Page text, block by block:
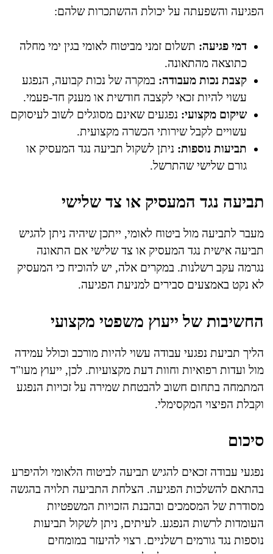
הפגיעה והשפעתה על יכולת ההשתכרות שלהם:
דמי פגיעה: תשלום זמני מביטוח לאומי בגין ימי מחלה
כתוצאה מהתאונה.
קצבת נכות מעבודה: במקרה של נכות קבועה, הנפגע
עשוי להיות זכאי לקצבה חודשית או מענק חד-פעמי.
שיקום מקצועי: נפגעים שאינם מסוגלים לשוב לעיסוקם
עשויים לקבל שירותי הכשרה מקצועית.
תביעות נוספות: ניתן לשקול תביעה נגד המעסיק או
גורם שלישי שהתרשל.
תביעה נגד המעסיק או צד שלישי
מעבר לתביעה מול ביטוח לאומי, ייתכן שיהיה ניתן להגיש
תביעה אישית נגד המעסיק או צד שלישי אם התאונה
נגרמה עקב רשלנות. במקרים אלה, יש להוכיח כי המעסיק
לא נקט באמצעים סבירים למניעת הפגיעה.
החשיבות של ייעוץ משפטי מקצועי
הליך תביעת נפגעי עבודה עשוי להיות מורכב וכולל עמידה
מול ועדות רפואיות וחוות דעת מקצועיות. לכן, ייעוץ מעו"ד
המתמחה בתחום חשוב להבטחת שמירה על זכויות הנפגע
וקבלת הפיצוי המקסימלי.
סיכום
נפגעי עבודה זכאים להגיש תביעה לביטוח הלאומי ולהיפרע
בהתאם להשלכות הפגיעה. הצלחת התביעה תלויה בהגשה
מסודרת של המסמכים ובהבנת הזכויות המשפטיות
העומדות לרשות הנפגע. לעיתים, ניתן לשקול תביעות
נוספות נגד גורמים רשלניים. רצוי להיעזר במומחים